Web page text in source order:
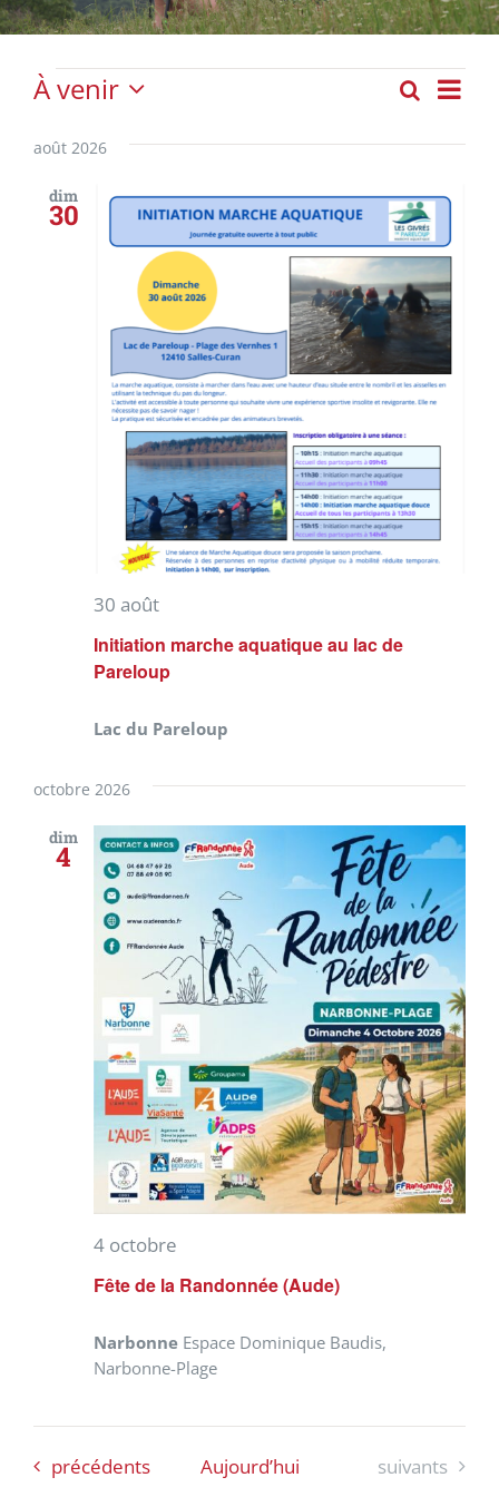
Évènements
et
de
vues
Liste
À venir
une
août 2026
dim
30
Initiation marche aquatique au lac de
Pareloup
30 août
Lac du Pareloup
octobre 2026
dim
4
Fête de la Randonnée (Aude)
4 octobre
Narbonne Espace Dominique Baudis,
Narbonne-Plage
Évènements
précédents Aujourd’hui Évènements
suivants